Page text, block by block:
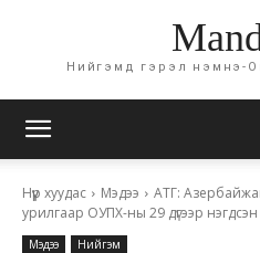
Нийгэмд гэрэл нэмнэ-
Нүүр хуудас Мэдээ
АТГ:
урилгаар ОУПХ-ны 29 дүгээр
Мэдээ Нийгэм